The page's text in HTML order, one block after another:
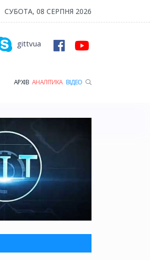
загинув Герой з Рожищенської
СУБОТА, 08 СЕРПНЯ 2026
gittvua
АРХІВ АНАЛІТИКА ВІДЕО